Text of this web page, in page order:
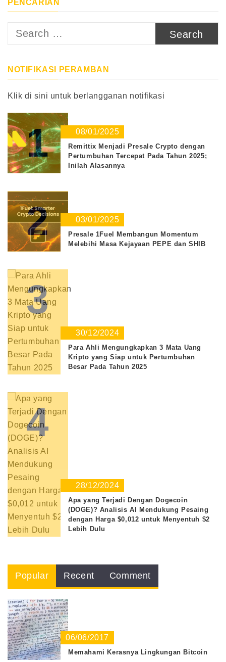
PENCARIAN
Search
NOTIFIKASI PERAMBAN
Klik di sini untuk berlangganan notifikasi
1 08/01/2025
Remittix Menjadi Presale Crypto dengan
Pertumbuhan Tercepat Pada Tahun 2025;
Inilah Alasannya
2 03/01/2025
Presale 1Fuel Membangun Momentum
Melebihi Masa Kejayaan PEPE dan SHIB
3
30/12/2024
Para Ahli Mengungkapkan 3 Mata Uang
Kripto yang Siap untuk Pertumbuhan
Besar Pada Tahun 2025
4
28/12/2024
Apa yang Terjadi Dengan Dogecoin
(DOGE)? Analisis AI Mendukung Pesaing
dengan Harga $0,012 untuk Menyentuh $2
Lebih Dulu
Popular Recent Comment
06/06/2017
Memahami Kerasnya Lingkungan Bitcoin